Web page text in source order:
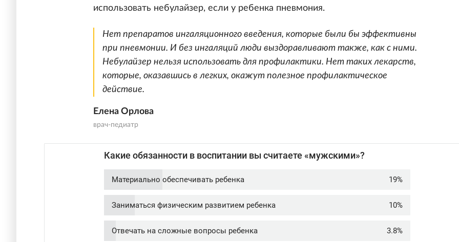
использовать небулайзер, если у ребенка пневмония.
Нет препаратов ингаляционного введения, которые были бы эффективны
при пневмонии. И без ингаляций люди выздоравливают также, как с ними.
Небулайзер нельзя использовать для профилактики. Нет таких лекарств,
которые, оказавшись в легких, окажут полезное профилактическое
действие.
Елена Орлова
врач-педиатр